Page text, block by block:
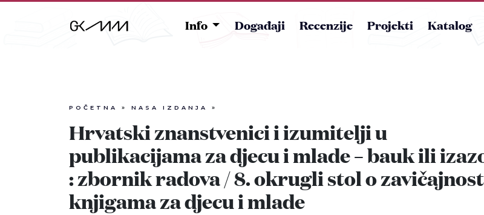
Info Događaji Recenzije Projekti Katalog
POČETNA » NASA IZDANJA »
Hrvatski znanstvenici i izumitelji u
publikacijama za djecu i mlade – bauk ili
: zbornik radova / 8. okrugli stol o
knjigama za djecu i mlade